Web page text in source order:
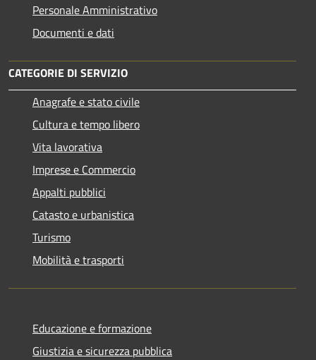
Personale Amministrativo
Documenti e dati
CATEGORIE DI SERVIZIO
Anagrafe e stato civile
Cultura e tempo libero
Vita lavorativa
Imprese e Commercio
Appalti pubblici
Catasto e urbanistica
Turismo
Mobilità e trasporti
Educazione e formazione
Giustizia e sicurezza pubblica